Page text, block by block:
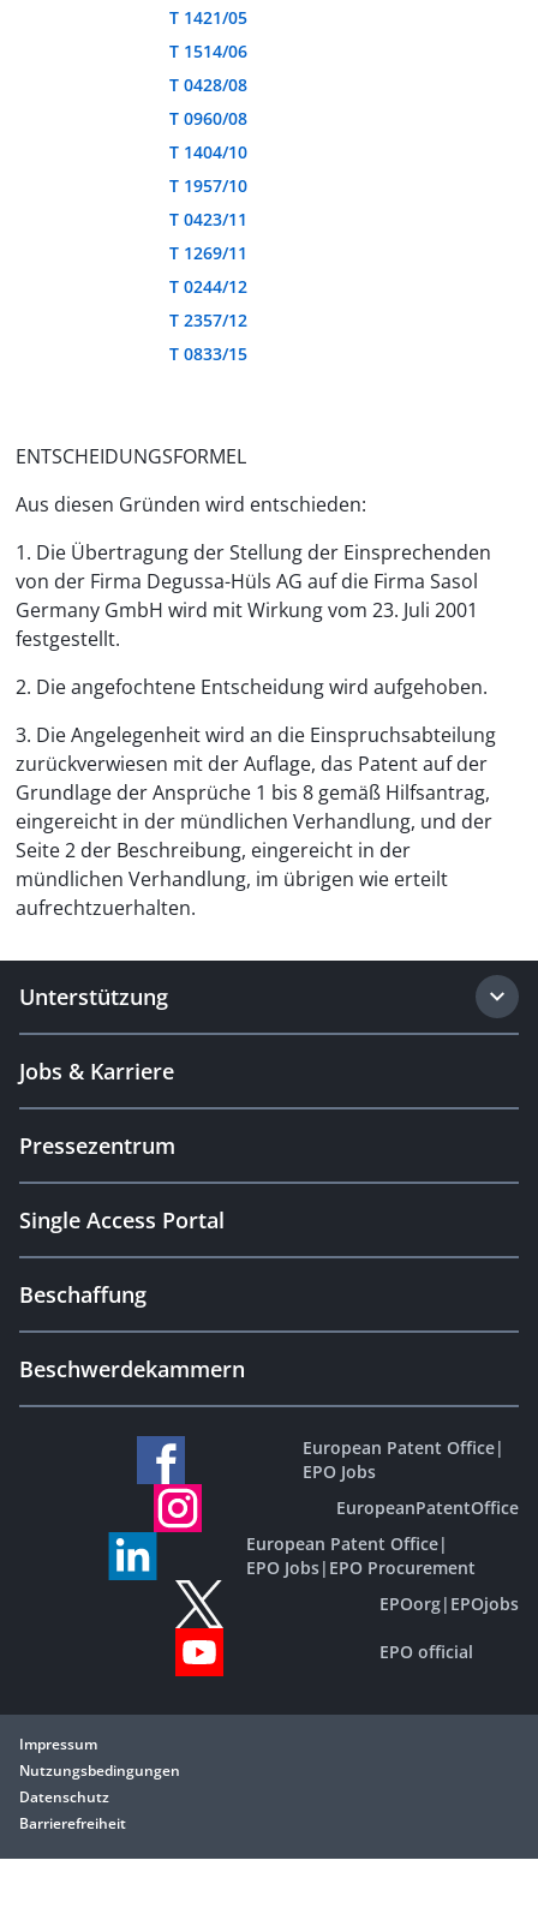
T 1421/05
T 1514/06
T 0428/08
T 0960/08
T 1404/10
T 1957/10
T 0423/11
T 1269/11
T 0244/12
T 2357/12
T 0833/15
ENTSCHEIDUNGSFORMEL
Aus diesen Gründen wird entschieden:
1. Die Übertragung der Stellung der Einsprechenden
von der Firma Degussa-Hüls AG auf die Firma Sasol
Germany GmbH wird mit Wirkung vom 23. Juli 2001
festgestellt.
2. Die angefochtene Entscheidung wird aufgehoben.
3. Die Angelegenheit wird an die Einspruchsabteilung
zurückverwiesen mit der Auflage, das Patent auf der
Grundlage der Ansprüche 1 bis 8 gemäß Hilfsantrag,
eingereicht in der mündlichen Verhandlung, und der
Seite 2 der Beschreibung, eingereicht in der
mündlichen Verhandlung, im übrigen wie erteilt
aufrechtzuerhalten.
Unterstützung
Jobs & Karriere
Pressezentrum
Single Access Portal
Beschaffung
Beschwerdekammern
European Patent Office|
EPO Jobs
EuropeanPatentOffice
European Patent Office|
EPO Jobs| EPO Procurement
EPOorg| EPOjobs
EPO official
Impressum
Nutzungsbedingungen
Datenschutz
Barrierefreiheit